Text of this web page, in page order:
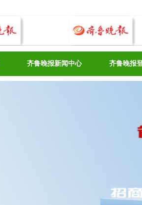
齐鲁晚报新闻中心 齐鲁晚报